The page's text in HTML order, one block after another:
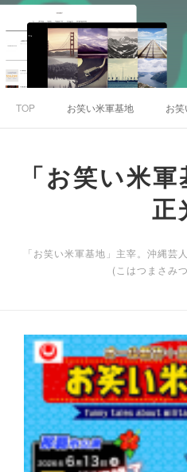
TOP お笑い米軍基地 お笑
「お笑い米
正
「お笑い米軍基地」主宰。沖縄芸
(こはつまさみ